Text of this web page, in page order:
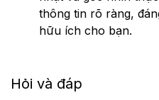
thông tin rõ ràng,
hữu ích cho bạn.
Hỏi và đáp